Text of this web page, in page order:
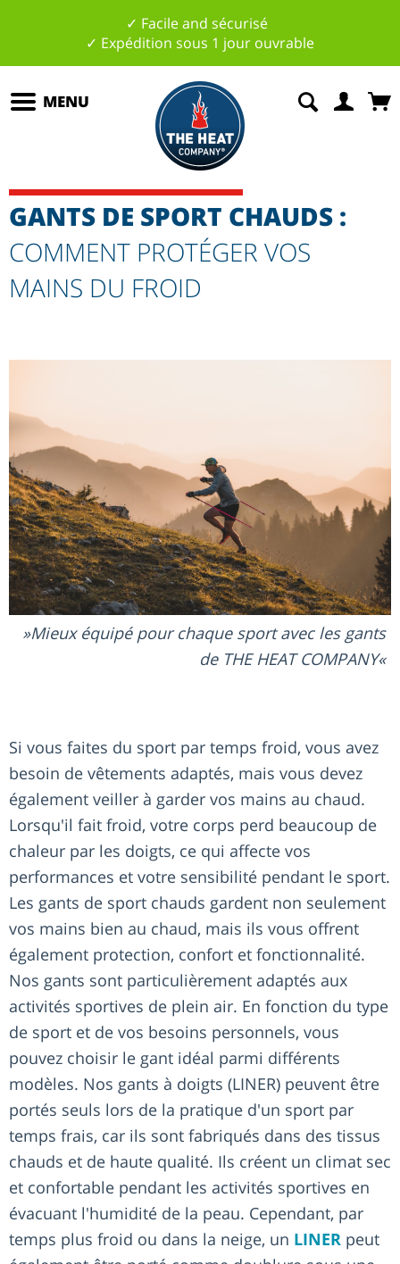
✓ Facile and sécurisé
✓ Expédition sous 1 jour ouvrable
MENU
GANTS DE SPORT CHAUDS :
COMMENT PROTÉGER VOS
MAINS DU FROID
Mieux équipé pour chaque sport avec les gants
de THE HEAT COMPANY
Si vous faites du sport par temps froid, vous avez
besoin de vêtements adaptés, mais vous devez
également veiller à garder vos mains au chaud.
Lorsqu'il fait froid, votre corps perd beaucoup de
chaleur par les doigts, ce qui affecte vos
performances et votre sensibilité pendant le sport.
Les gants de sport chauds gardent non seulement
vos mains bien au chaud, mais ils vous offrent
également protection, confort et fonctionnalité.
Nos gants sont particulièrement adaptés aux
activités sportives de plein air. En fonction du type
de sport et de vos besoins personnels, vous
pouvez choisir le gant idéal parmi différents
modèles. Nos gants à doigts (LINER) peuvent être
portés seuls lors de la pratique d'un sport par
temps frais, car ils sont fabriqués dans des tissus
chauds et de haute qualité. Ils créent un climat sec
et confortable pendant les activités sportives en
évacuant l'humidité de la peau. Cependant, par
temps plus froid ou dans la neige, un LINER peut